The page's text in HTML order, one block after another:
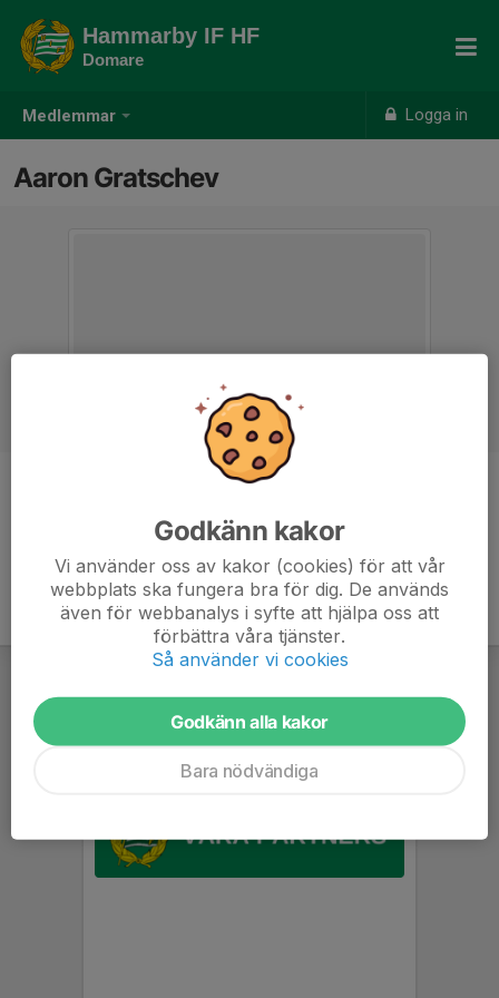
Medlemmar Logga in
Hammarby IF HF
Domare
Aaron Gratschev
Godkänn kakor
Vi använder oss av kakor (cookies) för att vår
webbplats ska fungera bra för dig. De används
även för webbanalys i syfte att hjälpa oss att
förbättra våra tjänster.
Så använder vi cookies
Godkänn alla kakor
Bara nödvändiga